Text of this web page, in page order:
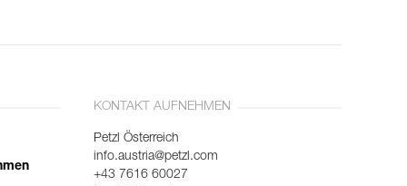
KONTAKT AUFNEHMEN
Petzl Österreich
info.austria@petzl.com
+43 7616 60027